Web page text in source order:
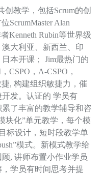
教学，包括Scrum的创
ScrumMaster Alan
Kenneth Rubin等世界级
大利亚、新西兰、印
本开课； Jim最热门的
CSPO，A-CSPO，
, 构建组织敏捷力，催
发。认证的 学员有
了丰富的教学辅导和咨
块化”单元教学，每个模
标设计， 短时段教学单
模式。新模式教学给
, 讲师布置小作业学员
学员有时间思考并提